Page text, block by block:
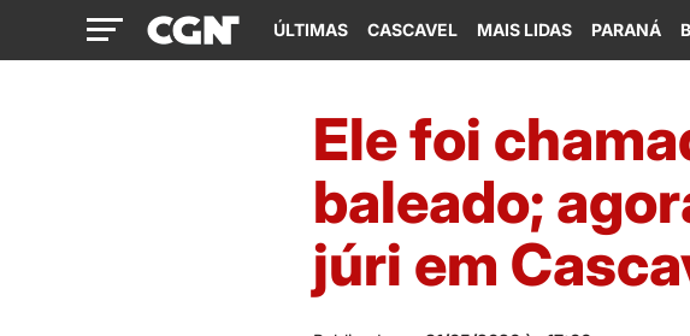
ÚLTIMAS CASCAVEL MAIS LIDAS PARANÁ
Ele foi
baleado;
júri em